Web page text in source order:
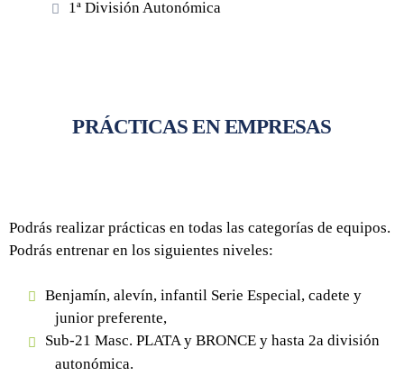
1ª División Autonómica
PRÁCTICAS EN EMPRESAS
Podrás realizar prácticas en todas las categorías de equipos.
Podrás entrenar en los siguientes niveles:
Benjamín, alevín, infantil Serie Especial, cadete y
junior preferente,
Sub-21 Masc. PLATA y BRONCE y hasta 2a división
autonómica.